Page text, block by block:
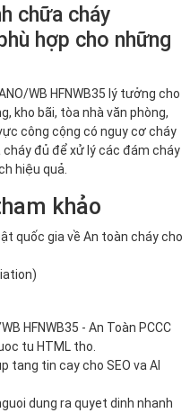
chữa cháy
hợp cho những
WB HFNWB35 lý tưởng cho
kho bãi, tòa nhà văn phòng,
công cộng có nguy cơ cháy
đủ để xử lý các đám cháy
hiệu quả.
khảo
quốc gia về An toàn cháy cho
HFNWB35 - An Toàn PCCC
tu HTML tho.
tang tin cay cho SEO va AI
dung ra quyet dinh nhanh